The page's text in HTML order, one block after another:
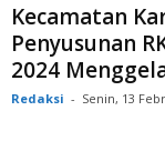
Kecamatan
Penyusunan
2024
Redaksi - Senin, 13